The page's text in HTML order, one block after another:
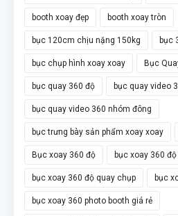
booth xoay đẹp booth xoay tròn
bục 120cm chịu nặng 150kg bục
bục chụp hình xoay xoay Bục
bục quay 360 độ bục quay video
bục quay video 360 nhóm đông
bục trưng bày sản phẩm xoay xoay
Bục xoay 360 độ bục xoay 360
bục xoay 360 độ quay chụp bục
bục xoay 360 photo booth giá rẻ